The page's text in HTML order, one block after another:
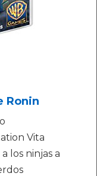
Ronin
Vita
los ninjas a